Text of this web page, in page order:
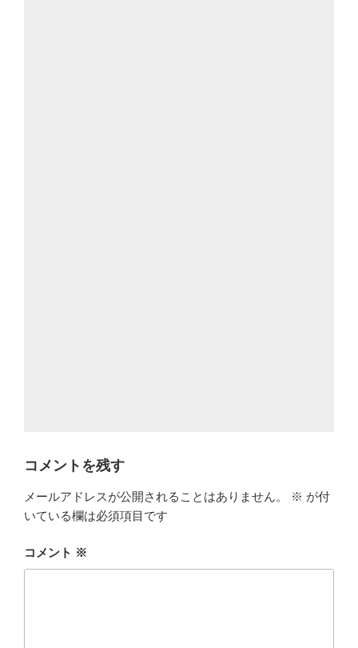
コメントを残す
メールアドレスが公開されることはありません。 ※ が付
いている欄は必須項目です
コメント ※